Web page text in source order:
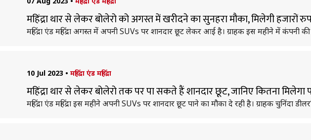
महिंद्रा थार से लेकर बोलेरो को अगस्त में खरीदने का सुनहरा मौका, मिलेगी हजारों
महिंद्रा एंड महिंद्रा अगस्त में अपनी SUVs पर शानदार छूट लेकर आई है। ग्राहक इस महीने में
10 Jul 2023 • महिंद्रा एंड महिंद्रा
महिंद्रा थार से लेकर बोलेरो तक पर पा सकते हैं शानदार छूट, जानिए कितना मिलेगा
महिंद्रा एंड महिंद्रा इस महीने अपनी SUVs पर शानदार छूट पाने का मौका दे रही है। ग्राहक